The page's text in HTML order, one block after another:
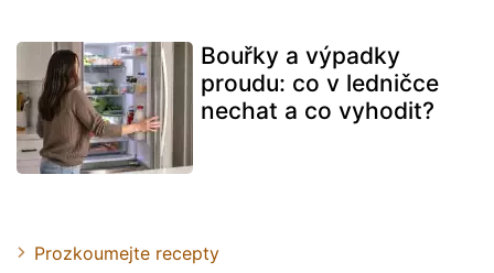
Bouřky a výpadky
proudu: co v ledničce
nechat a co vyhodit?
Prozkoumejte recepty